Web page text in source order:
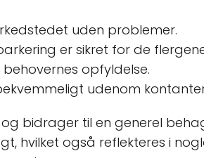
uden problemer.
er sikret for de
opfyldelse.
udenom
bidrager til en generel
hvilket også reflekteres i